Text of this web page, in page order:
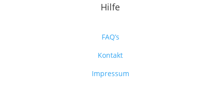
Hilfe
FAQ’s
Kontakt
Impressum